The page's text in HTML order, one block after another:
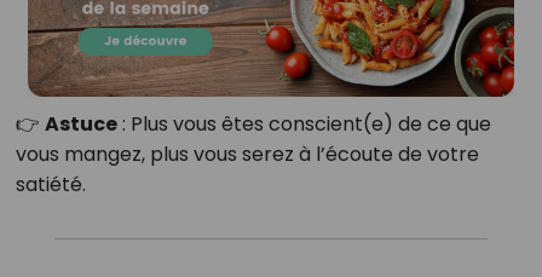
👉 Astuce: Plus vous êtes conscient(e) de ce que
vous mangez, plus vous serez à l’écoute de votre
satiété.